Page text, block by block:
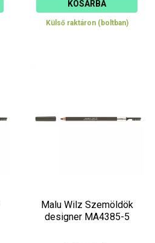
KOSÁRBA
Külső raktáron (boltban)
Malu Wilz Szemöldök
designer MA4385-5